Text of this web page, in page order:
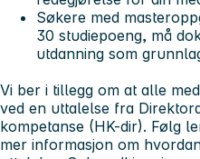
Søkere med
30 studiepoeng, må
utdanning som
Vi ber i tillegg om at alle
ved en uttalelse fra
kompetanse (HK-dir). Følg
mer informasjon om